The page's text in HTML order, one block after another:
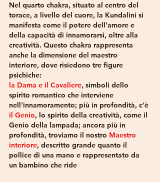
Nel quarto chakra, situato al centro del
torace, a livello del cuore, la Kundalini si
manifesta come il potere dell'amore e
della capacità di innamorarsi, oltre alla
creatività. Questo chakra rappresenta
anche la dimensione del maestro
interiore, dove risiedono tre figure
psichiche:
la Dama e il Cavaliere, simboli dello
spirito romantico che interviene
nell'innamoramento; più in profondità, c'è
il Genio, lo spirito della creatività, come il
Genio della lampada; ancora più in
profondità, troviamo il nostro Maestro
interiore, descritto grande quanto il
pollice di una mano e rappresentato da
un bambino che ride